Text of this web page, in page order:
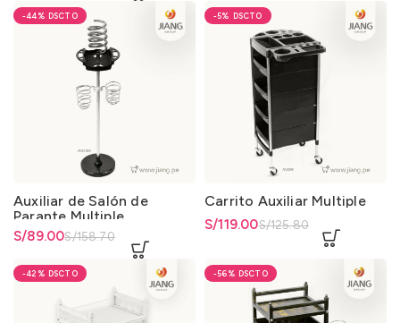
-44%
Auxiliar de Salón de
Parante Multiple
S/158.70
El precio original era:
S/89.00
El precio actual es: S/89.00.
-5%
Carrito Auxiliar Multiple
S/125.80
El precio original era:
S/119.00
El precio actual es: S/119.00.
-42% -56%